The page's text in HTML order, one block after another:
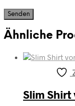
Ähnliche
Slim Shirt